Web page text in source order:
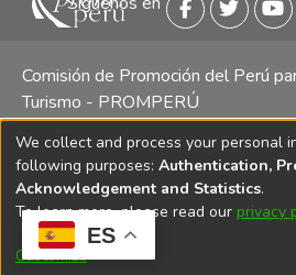
ES
Comisión de Promoción del Perú
Turismo - PROMPERÚ
Central telefónica: (511) 616 7300
Oeste 50, Edificio Mincetur, Pisos
Lima
We collect and process your personal
following purposes: Authentication,
Acknowledgement and Statistics.
To learn more, please read our privacy
Customize